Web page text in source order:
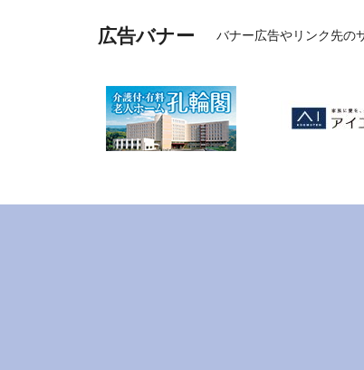
広告バナー バナー広告やリンク先の